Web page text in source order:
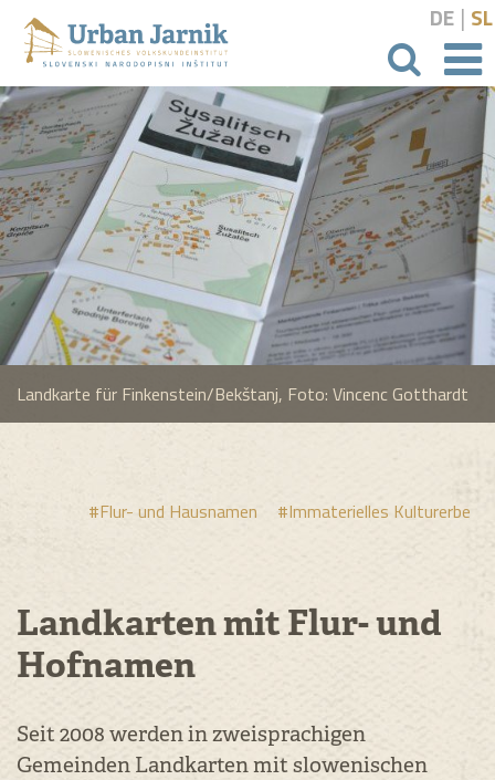
DE | SL
Landkarte für Finkenstein/Bekštanj, Foto: Vincenc Gotthardt
#Flur- und Hausnamen #Immaterielles Kulturerbe
Landkarten mit Flur- und
Hofnamen
Seit 2008 werden in zweisprachigen
Gemeinden Landkarten mit slowenischen